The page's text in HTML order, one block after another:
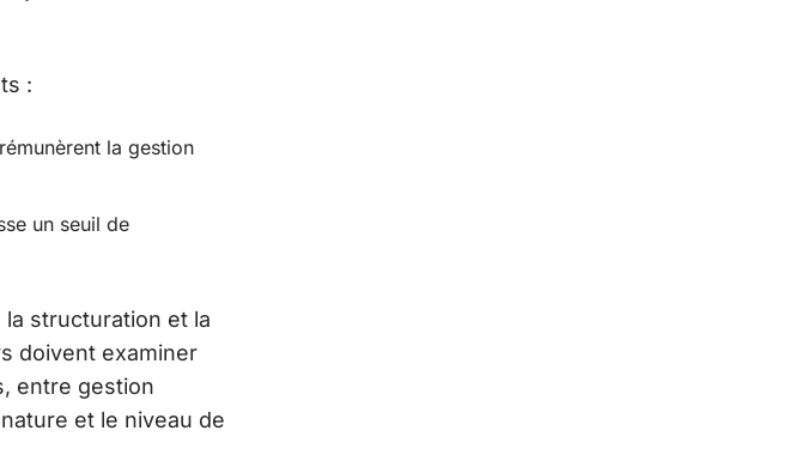
:
la gestion
un seuil de
la structuration et la
doivent examiner
entre gestion
et le niveau de